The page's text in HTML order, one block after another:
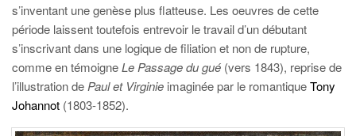
s’inventant une genèse plus flatteuse. Les oeuvres de cette
période laissent toutefois entrevoir le travail d’un débutant
s’inscrivant dans une logique de filiation et non de rupture,
comme en témoigneLe Passage du gué (vers 1843), reprise de
l’illustration de Paul et Virginie imaginée par le romantiqueTony
Johannot (1803-1852).